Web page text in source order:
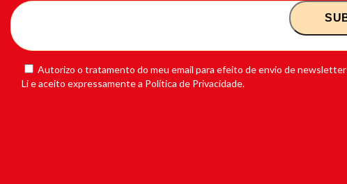
Autorizo o tratamento do meu email para efeito de envio de
Li e aceito expressamente a Política de Privacidade.